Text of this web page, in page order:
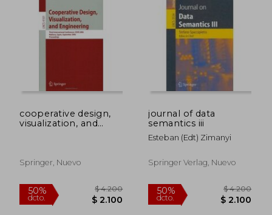
50%
dcto.
40%
dcto.
cooperative design,
visualization, and
Springer, Nuevo
journal of data
semantics iii
Esteban (edt) Zimanyi
Springer Verlag, Nuevo